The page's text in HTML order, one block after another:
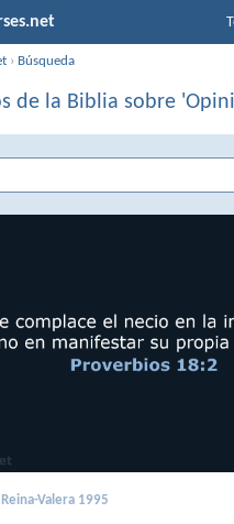
› Búsqueda
de la Biblia sobre
Reina-Valera 1995